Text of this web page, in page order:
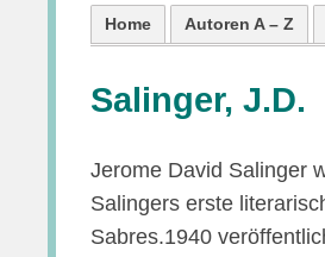
Home Autoren A – Z
Salinger, J.D.
Jerome David Salinger
Salingers erste
Sabres.1940